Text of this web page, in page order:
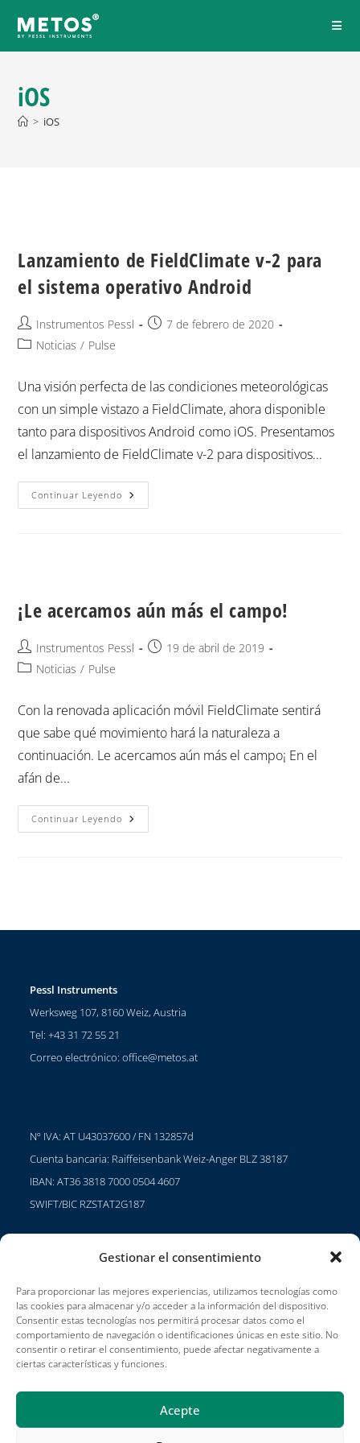
Gestionar el consentimiento
Para proporcionar las mejores experiencias, utilizamos tecnologías como
las cookies para almacenar y/o acceder a la información del dispositivo.
Consentir estas tecnologías nos permitirá procesar datos como el
comportamiento de navegación o identificaciones únicas en este sitio. No
consentir o retirar el consentimiento, puede afectar negativamente a
ciertas características y funciones.
Acepte
iOS
> iOS
Lanzamiento de FieldClimate v-2 para
el sistema operativo Android
Instrumentos Pessl
7 de febrero de 2020
Noticias / Pulse
Una visión perfecta de las condiciones meteorológicas
con un simple vistazo a FieldClimate, ahora disponible
tanto para dispositivos Android como iOS. Presentamos
el lanzamiento de FieldClimate v-2 para dispositivos...
Continuar Leyendo
¡Le acercamos aún más el campo!
Instrumentos Pessl
19 de abril de 2019
Noticias / Pulse
Con la renovada aplicación móvil FieldClimate sentirá
que sabe qué movimiento hará la naturaleza a
continuación. Le acercamos aún más el campo¡ En el
afán de...
Continuar Leyendo
Pessl Instruments
Werksweg 107, 8160 Weiz, Austria
Tel: +43 31 72 55 21
Correo electrónico:office@metos.at
Nº IVA: AT U43037600 / FN 132857d
Cuenta bancaria: Raiffeisenbank Weiz-Anger BLZ 38187
IBAN: AT36 3818 7000 0504 4607
SWIFT/BIC RZSTAT2G187
Carreras profesionales
Condiciones de uso
Impressum